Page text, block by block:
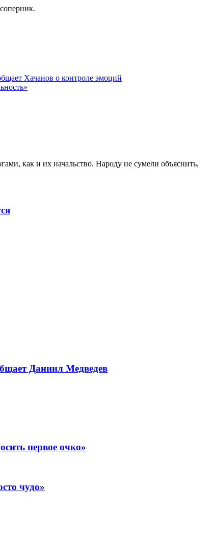
Хачанов о контроле эмоций
как и их начальство. Народу не сумели объяснить,
Даниил Медведев
первое очко»
чудо»